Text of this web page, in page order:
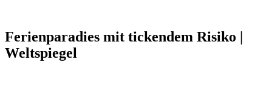
Ferienparadies mit tickendem Risiko |
Weltspiegel